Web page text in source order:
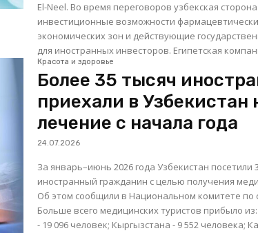
El-Neel. Во время переговоров узбекская сторона представила
инвестиционные возможности
экономических зон и действующие
для иностранных инвесторов. Египетская
Красота и здоровье
Более 35 тысяч
приехали в Узбекистан
лечение с начала года
24.07.2026
За январь–июнь 2026 года Узбекистан посетили
иностранный гражданин с целью получения
Об этом сообщили в Национальном комитете по
Больше всего медицинских туристов прибыло из:
- 19